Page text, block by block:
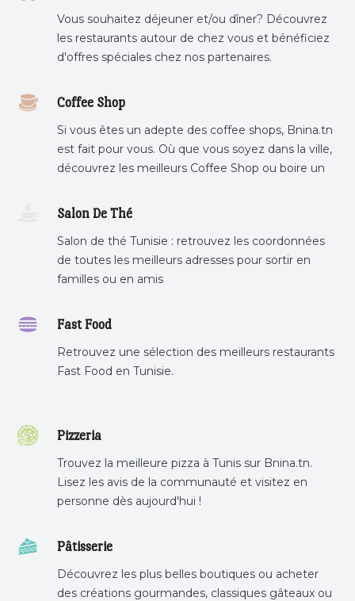
Vous souhaitez déjeuner et/ou dîner? Découvrez
les restaurants autour de chez vous et bénéficiez
d'offres spéciales chez nos partenaires.
Coffee Shop
Si vous êtes un adepte des coffee shops, Bnina.tn
est fait pour vous. Où que vous soyez dans la ville,
découvrez les meilleurs Coffee Shop ou boire un
Salon De Thé
Salon de thé Tunisie : retrouvez les coordonnées
de toutes les meilleurs adresses pour sortir en
familles ou en amis
Fast Food
Retrouvez une sélection des meilleurs restaurants
Fast Food en Tunisie.
Pizzeria
Trouvez la meilleure pizza à Tunis sur Bnina.tn.
Lisez les avis de la communauté et visitez en
personne dès aujourd'hui !
Pâtisserie
Découvrez les plus belles boutiques ou acheter
des créations gourmandes, classiques gâteaux ou